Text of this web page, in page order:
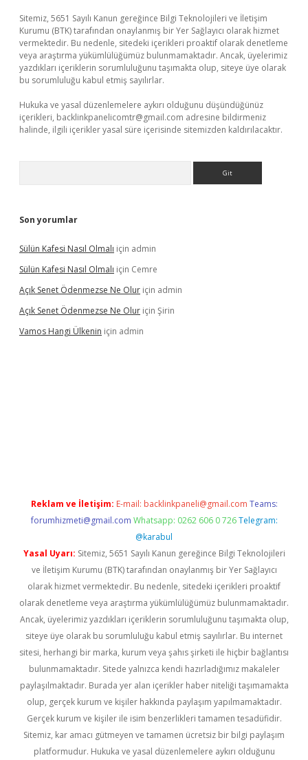
Sitemiz, 5651 Sayılı Kanun gereğince Bilgi Teknolojileri ve İletişim
Kurumu (BTK) tarafından onaylanmış bir Yer Sağlayıcı olarak hizmet
vermektedir. Bu nedenle, sitedeki içerikleri proaktif olarak denetleme
veya araştırma yükümlülüğümüz bulunmamaktadır. Ancak, üyelerimiz
yazdıkları içeriklerin sorumluluğunu taşımakta olup, siteye üye olarak
bu sorumluluğu kabul etmiş sayılırlar.
Hukuka ve yasal düzenlemelere aykırı olduğunu düşündüğünüz
içerikleri, backlinkpanelicomtr@gmail.com adresine bildirmeniz
halinde, ilgili içerikler yasal süre içerisinde sitemizden kaldırılacaktır.
Son yorumlar
Sülün Kafesi Nasıl Olmalı için admin
Sülün Kafesi Nasıl Olmalı için Cemre
Açık Senet Ödenmezse Ne Olur için admin
Açık Senet Ödenmezse Ne Olur için Şirin
Vamos Hangi Ülkenin için admin
Reklam ve İletişim: E-mail: backlinkpaneli@gmail.com Teams:
forumhizmeti@gmail.com Whatsapp: 0262 606 0 726 Telegram:
@karabul
Yasal Uyarı: Sitemiz, 5651 Sayılı Kanun gereğince Bilgi Teknolojileri
ve İletişim Kurumu (BTK) tarafından onaylanmış bir Yer Sağlayıcı
olarak hizmet vermektedir. Bu nedenle, sitedeki içerikleri proaktif
olarak denetleme veya araştırma yükümlülüğümüz bulunmamaktadır.
Ancak, üyelerimiz yazdıkları içeriklerin sorumluluğunu taşımakta olup,
siteye üye olarak bu sorumluluğu kabul etmiş sayılırlar. Bu internet
sitesi, herhangi bir marka, kurum veya şahıs şirketi ile hiçbir bağlantısı
bulunmamaktadır. Sitede yalnızca kendi hazırladığımız makaleler
paylaşılmaktadır. Burada yer alan içerikler haber niteliği taşımamakta
olup, gerçek kurum ve kişiler hakkında paylaşım yapılmamaktadır.
Gerçek kurum ve kişiler ile isim benzerlikleri tamamen tesadüfidir.
Sitemiz, kar amacı gütmeyen ve tamamen ücretsiz bir bilgi paylaşım
platformudur. Hukuka ve yasal düzenlemelere aykırı olduğunu